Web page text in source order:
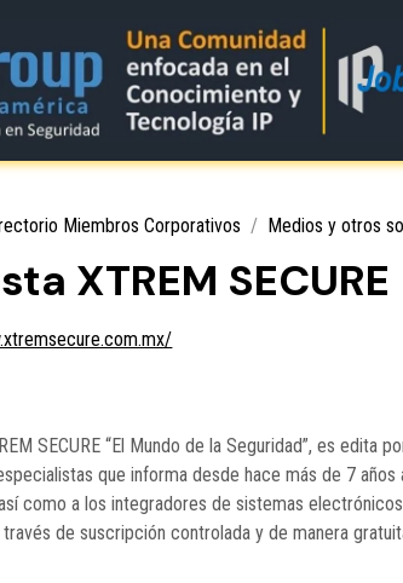
Miembros Corporativos Medios y otros
XTREM SECURE
SECURE “El Mundo de la Seguridad”, es edita
que informa desde hace más de 7
como a los integradores de sistemas
de suscripción controlada y de manera